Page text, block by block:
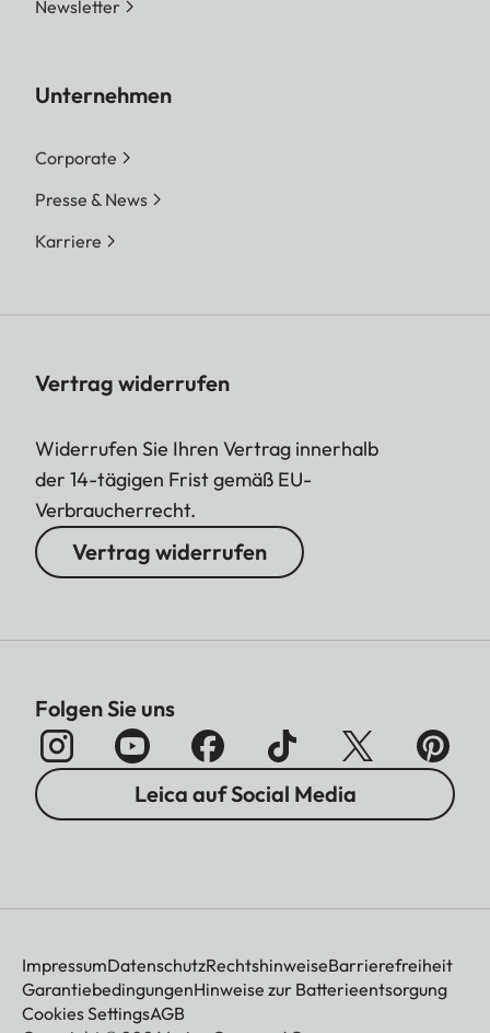
Newsletter
Unternehmen
Corporate
Presse & News
Karriere
Vertrag widerrufen
Widerrufen Sie Ihren Vertrag innerhalb
der 14-tägigen Frist gemäß EU-
Verbraucherrecht.
Vertrag widerrufen
Folgen Sie uns
Leica auf Social Media
ImpressumDatenschutzRechtshinweiseBarrierefreiheit
GarantiebedingungenHinweise zur Batterieentsorgung
Cookies SettingsAGB